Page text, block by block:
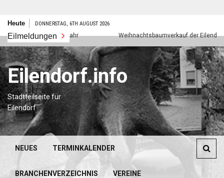
Zum
springen
Heute DONNERSTAG, 6TH AUGUST 2026
Eilmeldungen
Frohes neues Jahr Weihnachtsbaumverkauf der Eilendorfer
Eilendorf.info
Stadtteilseite für
Eilendorf
NEUES TERMINKALENDER
BRANCHENVERZEICHNIS VEREINE